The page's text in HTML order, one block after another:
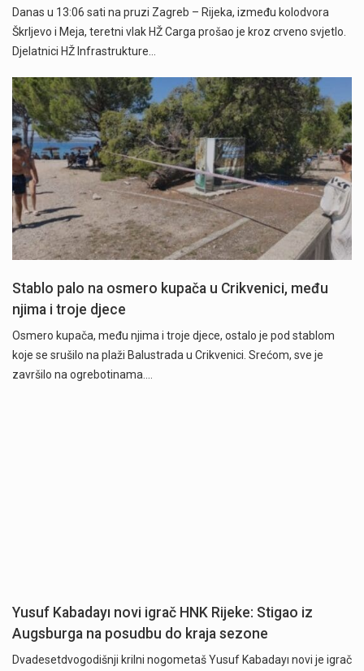
Danas u 13:06 sati na pruzi Zagreb – Rijeka, između kolodvora
Škrljevo i Meja, teretni vlak HŽ Carga prošao je kroz crveno svjetlo.
Djelatnici HŽ Infrastrukture…
Stablo palo na osmero kupača u Crikvenici, među
njima i troje djece
Osmero kupača, među njima i troje djece, ostalo je pod stablom
koje se srušilo na plaži Balustrada u Crikvenici. Srećom, sve je
završilo na ogrebotinama.…
Yusuf Kabadayı novi igrač HNK Rijeke: Stigao iz
Augsburga na posudbu do kraja sezone
Dvadesetdvogodišnji krilni nogometaš Yusuf Kabadayı novi je igrač